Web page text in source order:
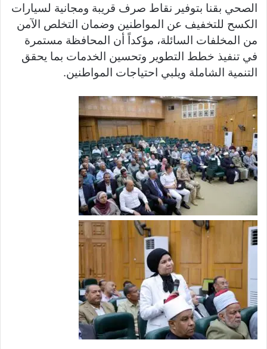
الصحي بقنا بتوفير نقاط صرف قريبة ومجانية لسيارات
الكسح للتخفيف عن المواطنين وضمان التخلص الآمن
من المخلفات السائلة، مؤكداً أن المحافظة مستمرة
في تنفيذ خطط التطوير وتحسين الخدمات بما يحقق
التنمية الشاملة ويلبي احتياجات المواطنين.